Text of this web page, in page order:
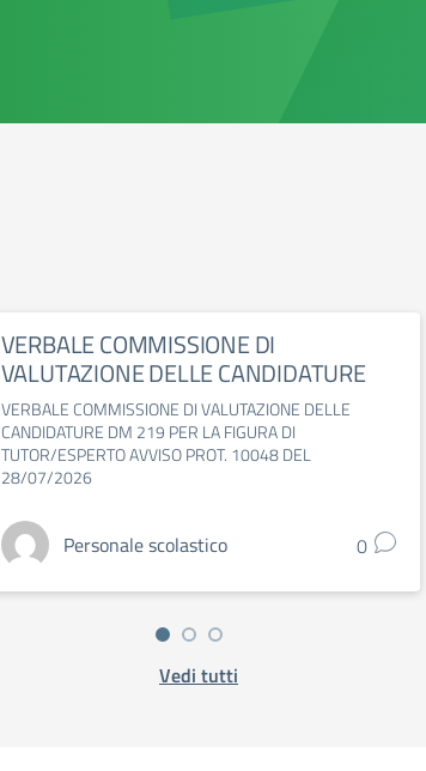
VERBALE COMMISSIONE DI
VALUTAZIONE DELLE CANDIDATURE
VERBALE COMMISSIONE DI VALUTAZIONE DELLE
CANDIDATURE DM 219 PER LA FIGURA DI
TUTOR/ESPERTO AVVISO PROT. 10048 DEL
28/07/2026
Personale scolastico 0
Vedi tutti